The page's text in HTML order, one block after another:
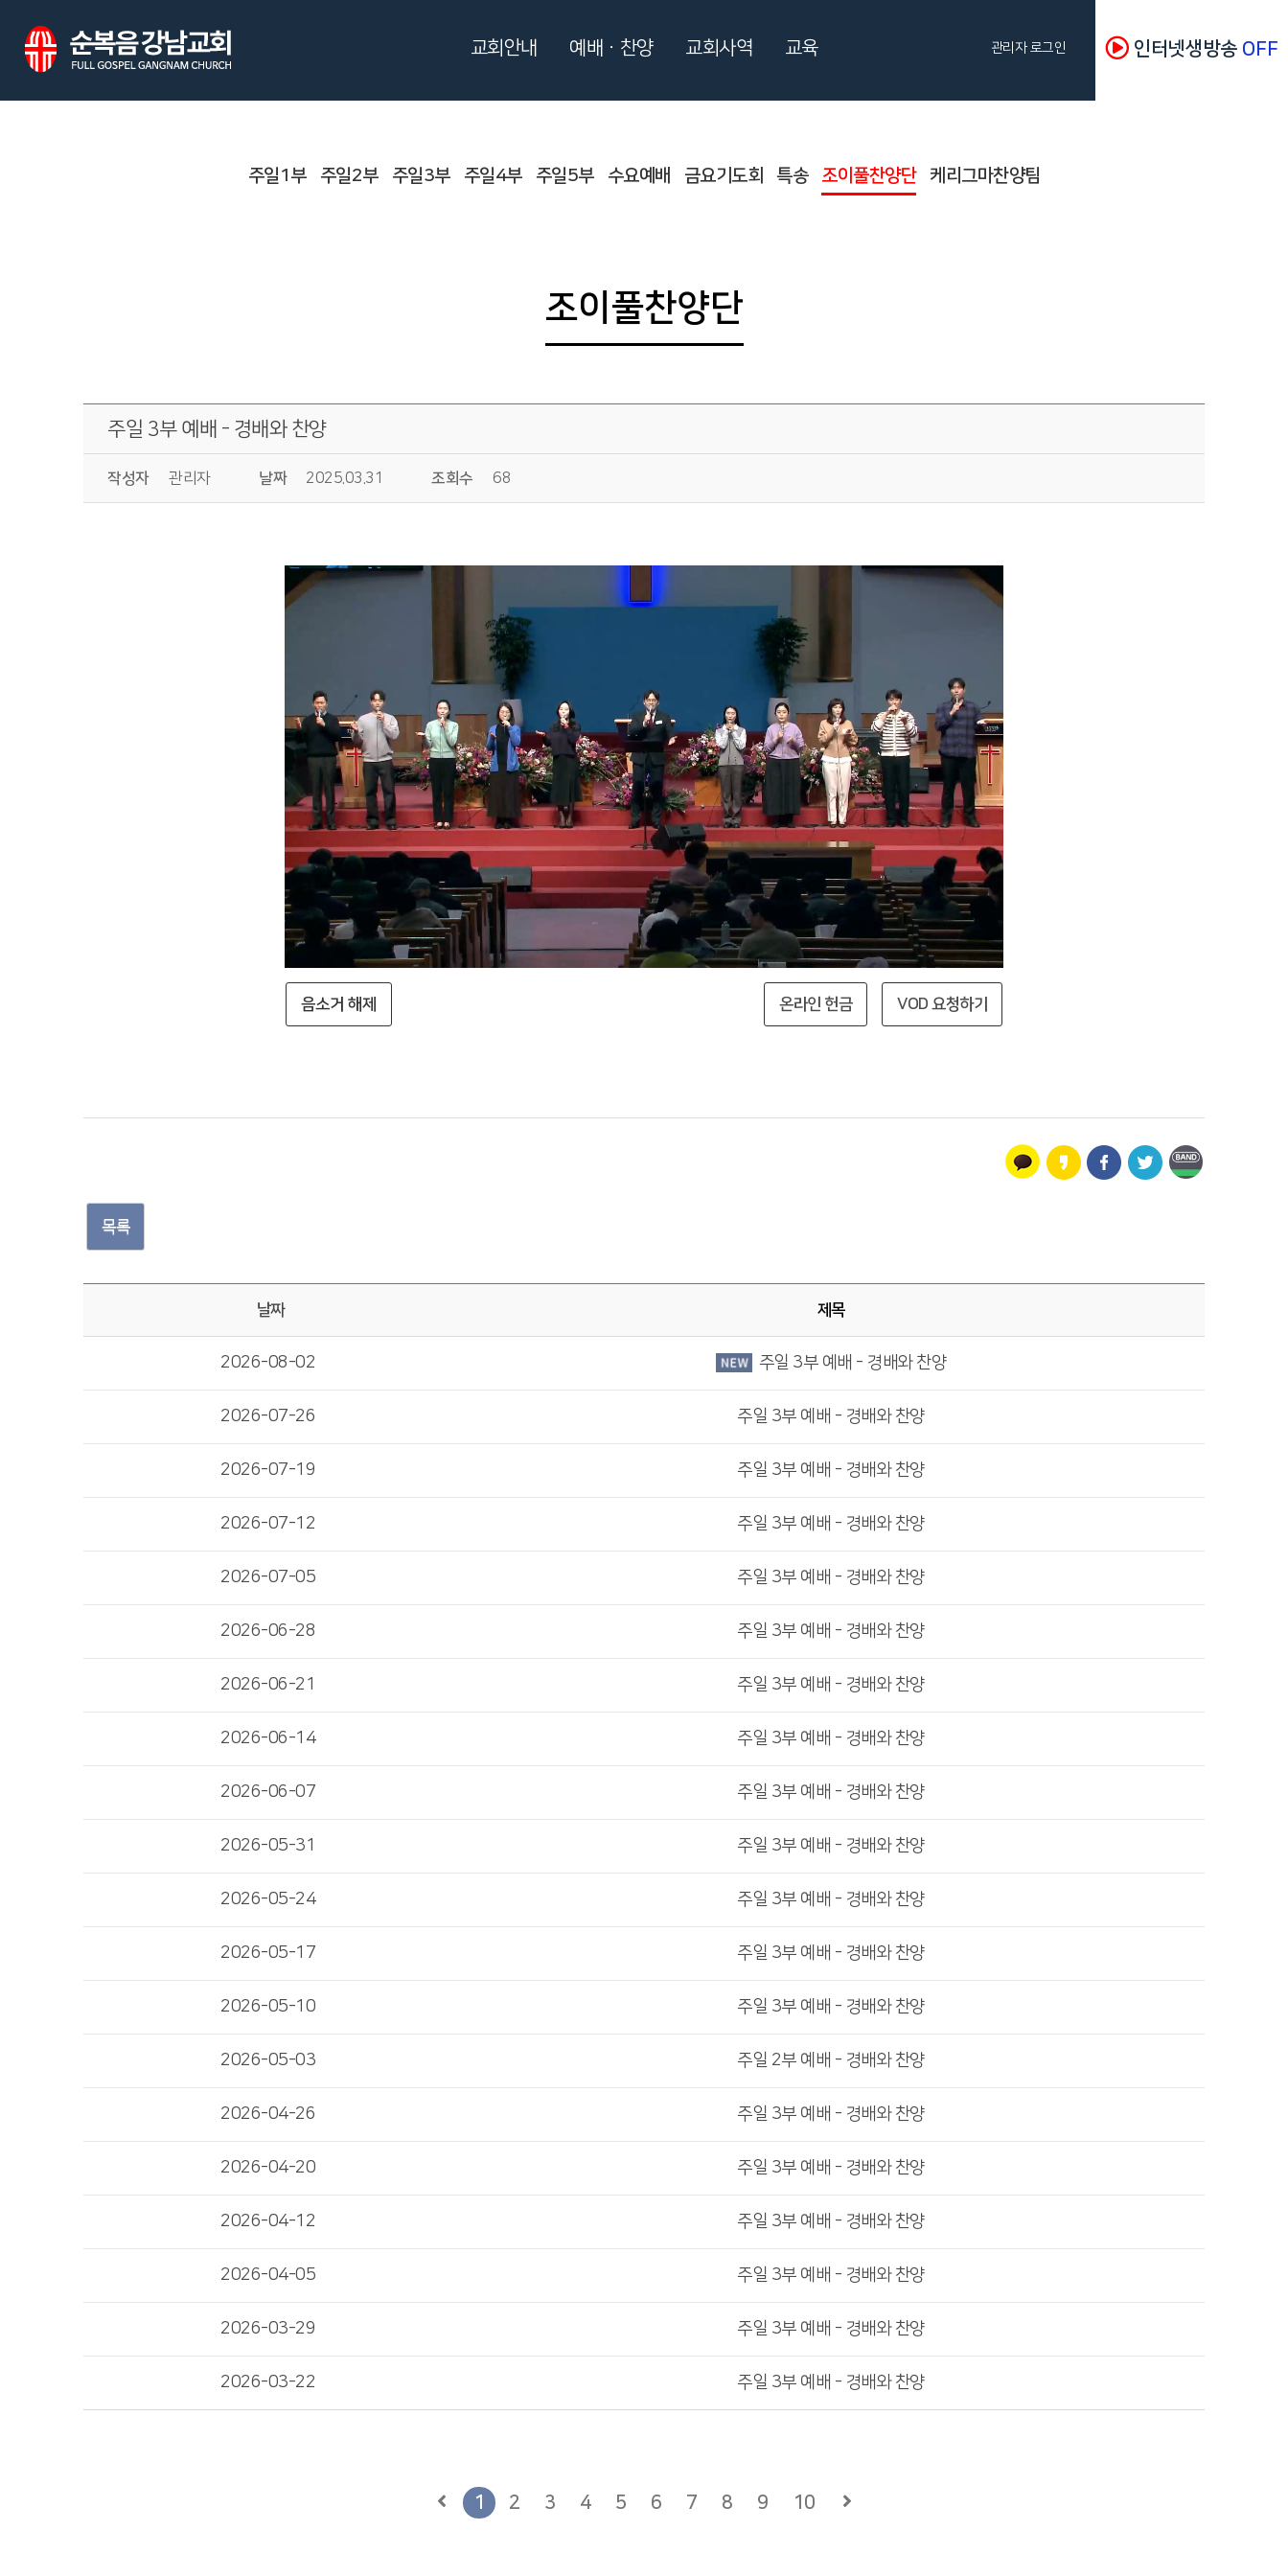
주일1부 주일2부 주일3부 주일4부 주일5부 수요예배 금요기도회 특송 조이풀찬양단 케리그마찬양팀
조이풀찬양단
주일 3부 예배 - 경배와 찬양
작성자 관리자 날짜 2025.03.31 조회수 68
음소거 해제 VOD 요청하기
온라인 헌금
목록
날짜 제목
2026-08-02 주일 3부 예배 - 경배와 찬양
2026-07-26 주일 3부 예배 - 경배와 찬양
2026-07-19 주일 3부 예배 - 경배와 찬양
2026-07-12 주일 3부 예배 - 경배와 찬양
2026-07-05 주일 3부 예배 - 경배와 찬양
2026-06-28 주일 3부 예배 - 경배와 찬양
2026-06-21 주일 3부 예배 - 경배와 찬양
2026-06-14 주일 3부 예배 - 경배와 찬양
2026-06-07 주일 3부 예배 - 경배와 찬양
2026-05-31 주일 3부 예배 - 경배와 찬양
2026-05-24 주일 3부 예배 - 경배와 찬양
2026-05-17 주일 3부 예배 - 경배와 찬양
2026-05-10 주일 3부 예배 - 경배와 찬양
2026-05-03 주일 2부 예배 - 경배와 찬양
2026-04-26 주일 3부 예배 - 경배와 찬양
2026-04-20 주일 3부 예배 - 경배와 찬양
2026-04-12 주일 3부 예배 - 경배와 찬양
2026-04-05 주일 3부 예배 - 경배와 찬양
2026-03-29 주일 3부 예배 - 경배와 찬양
2026-03-22 주일 3부 예배 - 경배와 찬양
1 2 3 4 5 6 7 8 9 10
교회안내 예배ㆍ찬양 교회사역 교육 관리자 로그인 인터넷생방송 OFF